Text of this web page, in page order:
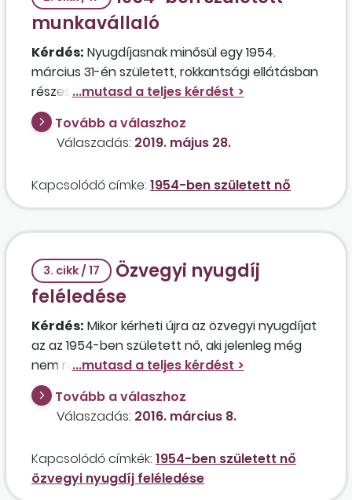
munkavállaló
Kérdés: Nyugdíjasnak minősül egy 1954.
március 31-én született, rokkantsági ellátásban
részesülő női munkavállaló, aki 2017.
szeptember 30-tól öregségi nyugdíj iránti
kérelmet adott be, amelyet a nyugdíjfolyósító
igazgatóság azért utasított el, mert a
az öregségi nyugdíja lenne? A munka-vállaló
rendelkezik a nyugdíjhoz szükséges szolgálati
idővel. A dolgozó 2015. január 13-tól áll jelenlegi
munka-idővel, de a munkaviszonya 2017.
szeptember 29-én megszűnt, majd 2017.
október 1-jétől újra fennáll, az akkor érvényes
nyugdíjszabályok előírásai miatt.
Tovább a válaszhoz
Válaszadás: 2019. május 28.
Kapcsolódó címke: 1954-ben született nő
3. cikk / 17
Özvegyi nyugdíj
feléledése
Kérdés: Mikor kérheti újra az özvegyi nyugdíjat
az az 1954-ben született nő, aki jelenleg még
nem részesül nyugellátásban, 1952-ben
született férje 1991-ben halt meg, és gyermeke
tanulmányainak befejezéséig, 1999-ig kapta az
ellátást?
Tovább a válaszhoz
Válaszadás: 2016. március 8.
Kapcsolódó címkék: 1954-ben született nő
özvegyi nyugdíj feléledése